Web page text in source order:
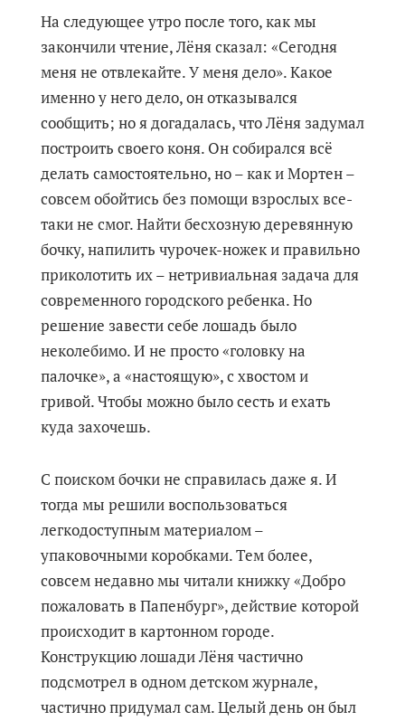
На следующее утро после того, как мы
закончили чтение, Лёня сказал: «Сегодня
меня не отвлекайте. У меня дело». Какое
именно у него дело, он отказывался
сообщить; но я догадалась, что Лёня задумал
построить своего коня. Он собирался всё
делать самостоятельно, но – как и Мортен –
совсем обойтись без помощи взрослых все-
таки не смог. Найти бесхозную деревянную
бочку, напилить чурочек-ножек и правильно
приколотить их – нетривиальная задача для
современного городского ребенка. Но
решение завести себе лошадь было
неколебимо. И не просто «головку на
палочке», а «настоящую», с хвостом и
гривой. Чтобы можно было сесть и ехать
куда захочешь.
С поиском бочки не справилась даже я. И
тогда мы решили воспользоваться
легкодоступным материалом –
упаковочными коробками. Тем более,
совсем недавно мы читали книжку «Добро
пожаловать в Папенбург», действие которой
происходит в картонном городе.
Конструкцию лошади Лёня частично
подсмотрел в одном детском журнале,
частично придумал сам. Целый день он был